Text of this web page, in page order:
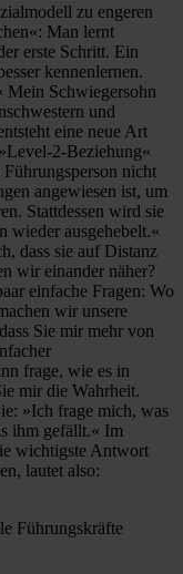
zu engeren
Man lernt
erste Schritt. Ein
kennenlernen.
Mein Schwiegersohn
und
eine neue Art
2-Beziehung«
nicht
angewiesen ist, um
Stattdessen wird sie
wieder ausgehebelt.«
dass sie auf Distanz
wir einander näher?
einfache Fragen: Wo
wir unsere
Sie mir mehr von
frage, wie es in
mir die Wahrheit.
»Ich frage mich, was
ihm gefällt.« Im
wichtigste Antwort
lautet also:
Führungskräfte